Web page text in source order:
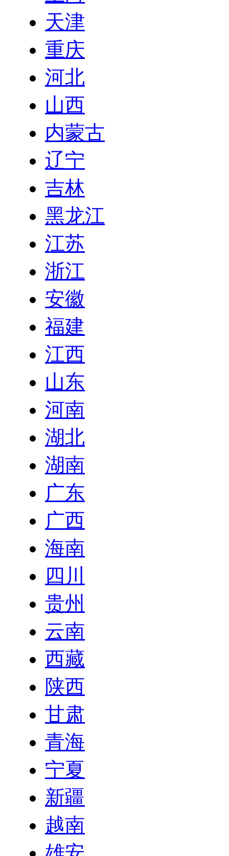
天津
重庆
河北
山西
内蒙古
辽宁
吉林
黑龙江
江苏
浙江
安徽
福建
江西
山东
河南
湖北
湖南
广东
广西
海南
四川
贵州
云南
西藏
陕西
甘肃
青海
宁夏
新疆
越南